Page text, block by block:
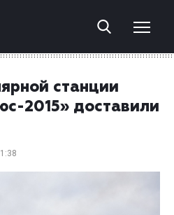
станции
2015» доставили